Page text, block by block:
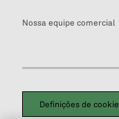
Nossa equipe comercial
Definições de